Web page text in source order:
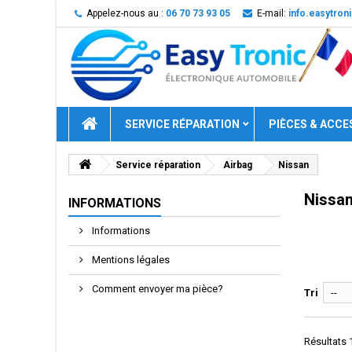
Appelez-nous au : 06 70 73 93 05 E-mail:
SERVICE RÉPARATION PIÈCES &
Service réparation Airbag Nissan
INFORMATIONS
Informations
Mentions légales
Comment envoyer ma pièce? Tri --
Résultats